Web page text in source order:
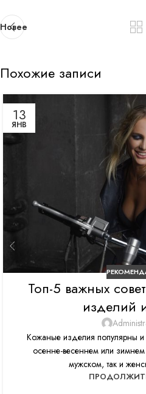
Новее
Похожие записи
13
ЯНВ
Топ-5 важных
изделий
Кожаные изделия популярны и
осенне-весеннем или
мужском, так и